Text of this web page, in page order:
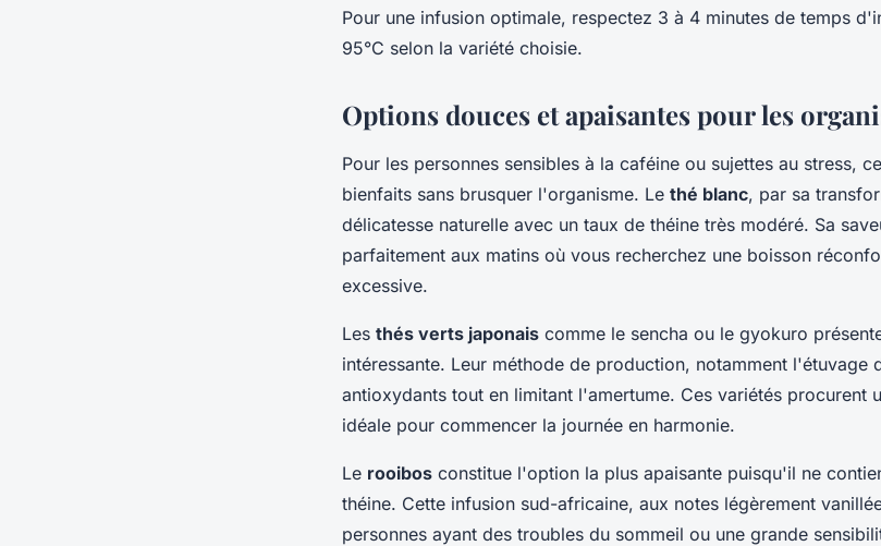
Pour une infusion optimale, respectez 3 à 4 minutes de temps
95°C selon la variété choisie.
Options douces et apaisantes pour les
Pour les personnes sensibles à la caféine ou sujettes au stress,
bienfaits sans brusquer l'organisme. Le thé blanc, par sa
délicatesse naturelle avec un taux de théine très modéré. Sa
parfaitement aux matins où vous recherchez une boisson
excessive.
Les thés verts japonais comme le sencha ou le gyokuro
intéressante. Leur méthode de production, notamment l'étuvage
antioxydants tout en limitant l'amertume. Ces variétés procurent
idéale pour commencer la journée en harmonie.
Le rooibos constitue l'option la plus apaisante puisqu'il ne
théine. Cette infusion sud-africaine, aux notes légèrement
personnes ayant des troubles du sommeil ou une grande